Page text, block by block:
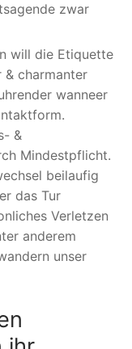
zwar
will die Etiquette
charmanter
wanneer
&
Mindestpflicht.
beilaufig
das Tur
Verletzen
anderem
unser